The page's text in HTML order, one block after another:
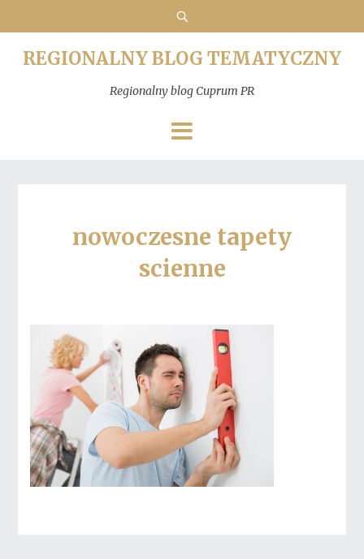
REGIONALNY BLOG TEMATYCZNY
Regionalny blog Cuprum PR
nowoczesne tapety
scienne